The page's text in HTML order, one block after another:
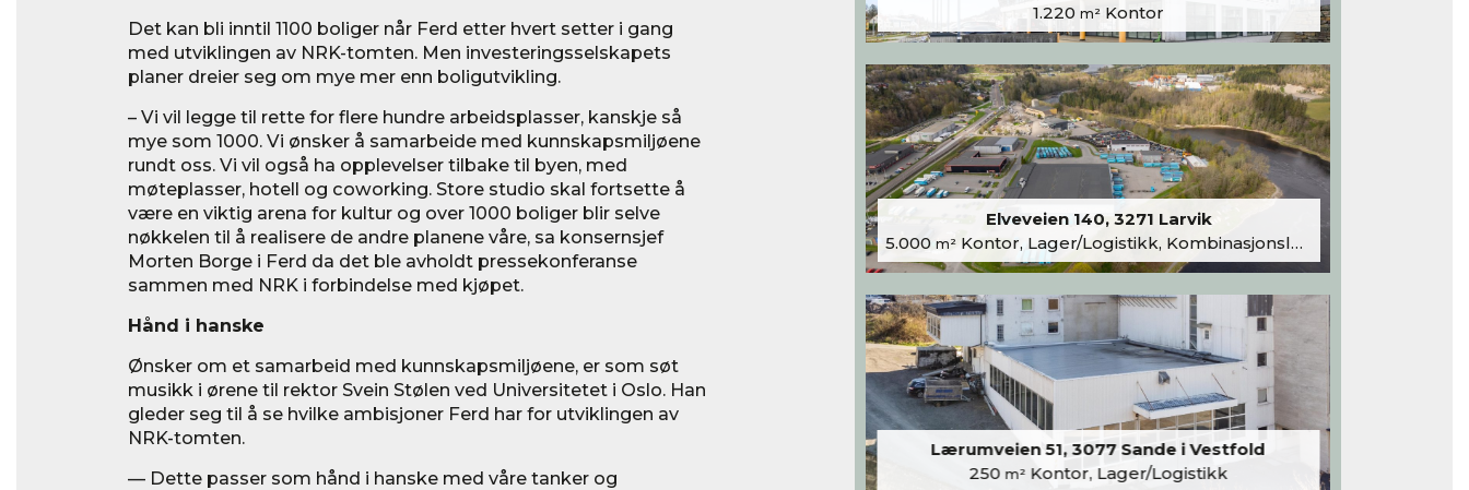
Det kan bli inntil 1100 boliger når Ferd etter hvert setter i gang
med utviklingen av NRK-tomten. Men investeringsselskapets
planer dreier seg om mye mer enn boligutvikling.
– Vi vil legge til rette for flere hundre arbeidsplasser, kanskje så
mye som 1000. Vi ønsker å samarbeide med kunnskapsmiljøene
rundt oss. Vi vil også ha opplevelser tilbake til byen, med
møteplasser, hotell og coworking. Store studio skal fortsette å
være en viktig arena for kultur og over 1000 boliger blir selve
nøkkelen til å realisere de andre planene våre, sa konsernsjef
Morten Borge i Ferd da det ble avholdt pressekonferanse
sammen med NRK i forbindelse med kjøpet.
Hånd i hanske
Ønsker om et samarbeid med kunnskapsmiljøene, er som søt
musikk i ørene til rektor Svein Stølen ved Universitetet i Oslo. Han
gleder seg til å se hvilke ambisjoner Ferd har for utviklingen av
NRK-tomten.
— Dette passer som hånd i hanske med våre tanker og
1.220 m²Kontor
Elveveien 140, 3271 Larvik
5.000 m²Kontor, Lager/Logistikk, Kombinasjonslokaler
Lærumveien 51, 3077 Sande i Vestfold
250 m² Kontor, Lager/Logistikk